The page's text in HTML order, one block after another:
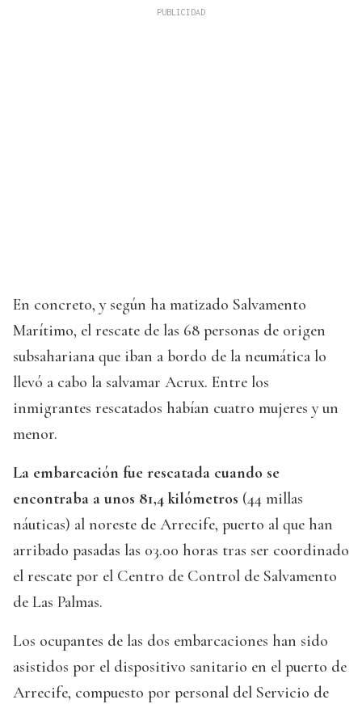
En concreto, y según ha matizado Salvamento
Marítimo, el rescate de las 68 personas de origen
subsahariana que iban a bordo de la neumática lo
llevó a cabo la salvamar Acrux. Entre los
inmigrantes rescatados habían cuatro mujeres y un
menor.
La embarcación fue rescatada cuando se
encontraba a unos 81,4 kilómetros (44 millas
náuticas) al noreste de Arrecife, puerto al que han
arribado pasadas las 03.00 horas tras ser coordinado
el rescate por el Centro de Control de Salvamento
de Las Palmas.
Los ocupantes de las dos embarcaciones han sido
asistidos por el dispositivo sanitario en el puerto de
Arrecife, compuesto por personal del Servicio de